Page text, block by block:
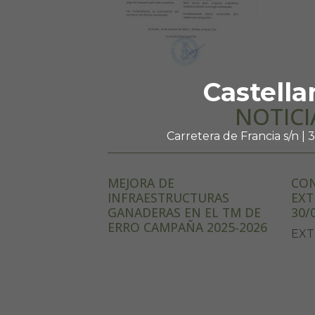
Carretera de Francia s/n |
MEJORA DE
INFRAESTRUCTURAS
GANADERAS EN EL TM DE
ERRO CAMPAÑA 2025-2026
30/